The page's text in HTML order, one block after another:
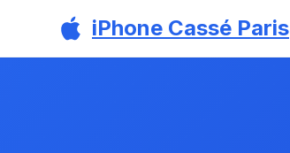
Aller au contenu principal
iPhone Cassé Paris